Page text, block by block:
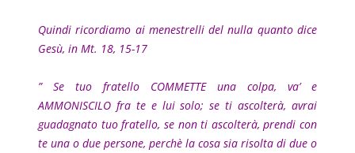
Quindi ricordiamo ai menestrelli del nulla quanto dice
Gesù, in Mt. 18, 15-17
” Se tuo fratello COMMETTE una colpa, va’ e
AMMONISCILO fra te e lui solo; se ti ascolterà, avrai
guadagnato tuo fratello, se non ti ascolterà, prendi con
te una o due persone, perchè la cosa sia risolta di due o